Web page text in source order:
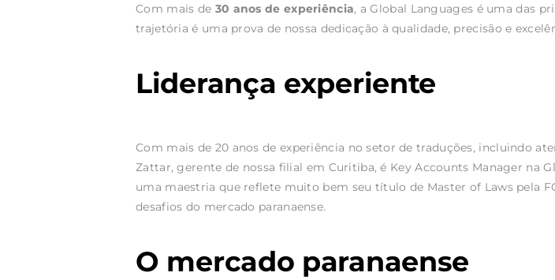
Com mais de 30 anos de experiência, a Global Languages é uma das
trajetória é uma prova de nossa dedicação à qualidade, precisão e
Liderança experiente
Com mais de 20 anos de experiência no setor de traduções, incluindo
Zattar, gerente de nossa filial em Curitiba, é Key Accounts Manager na
uma maestria que reflete muito bem seu título de Master of Laws pela
desafios do mercado paranaense.
O mercado paranaense